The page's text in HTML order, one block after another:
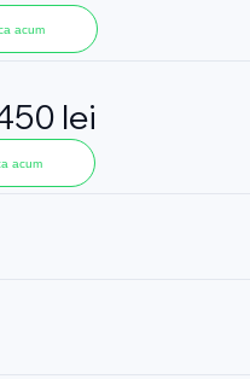
acum
acum
lei